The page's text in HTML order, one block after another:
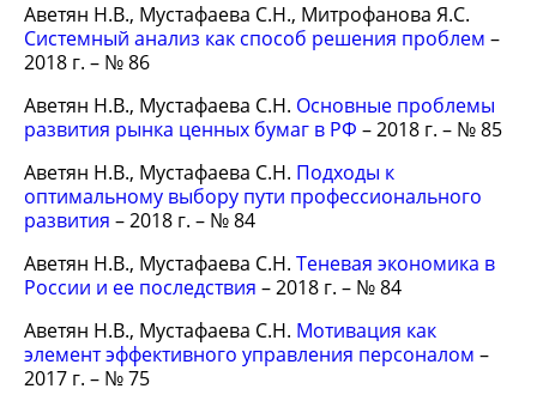
Аветян Н.В., Мустафаева С.Н., Митрофанова Я.С.
Системный анализ как способ решения проблем –
2018 г. – № 86
Аветян Н.В., Мустафаева С.Н. Основные проблемы
развития рынка ценных бумаг в РФ – 2018 г. – № 85
Аветян Н.В., Мустафаева С.Н. Подходы к
оптимальному выбору пути профессионального
развития – 2018 г. – № 84
Аветян Н.В., Мустафаева С.Н. Теневая экономика в
Росcии и ее последствия – 2018 г. – № 84
Аветян Н.В., Мустафаева С.Н. Мотивация как
элемент эффективного управления персоналом –
2017 г. – № 75